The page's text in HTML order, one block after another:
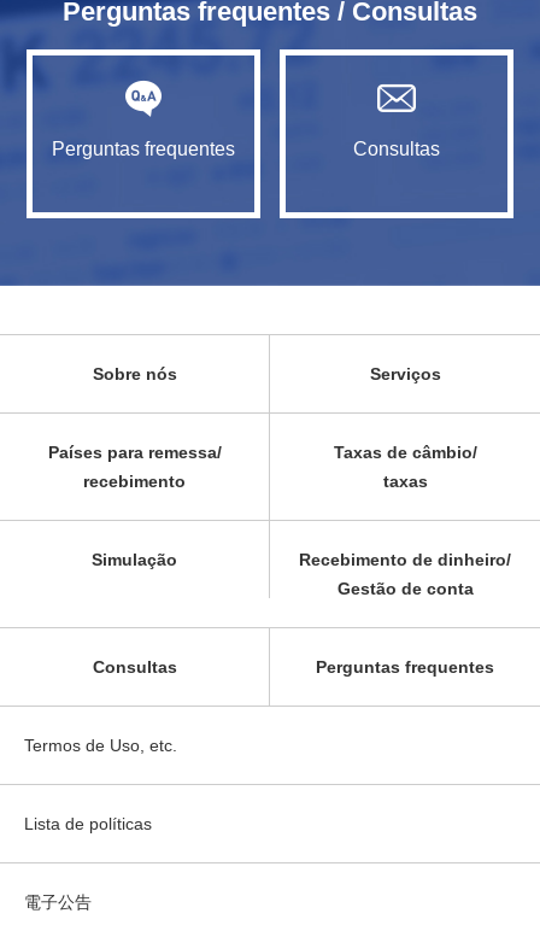
Perguntas frequentes / Consultas
Perguntas frequentes Consultas
Sobre nós Serviços
Países para remessa/
recebimento
Taxas de câmbio/
taxas
Simulação
Recebimento de dinheiro/
Gestão de conta
Consultas Perguntas frequentes
Termos de Uso, etc.
Lista de políticas
電子公告